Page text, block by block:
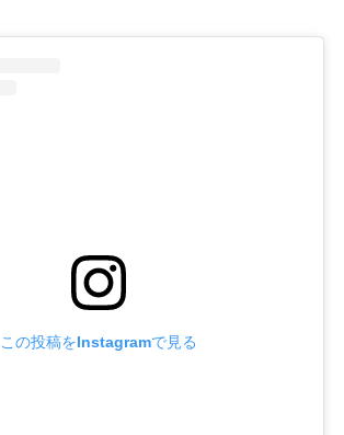
この投稿をInstagramで見る